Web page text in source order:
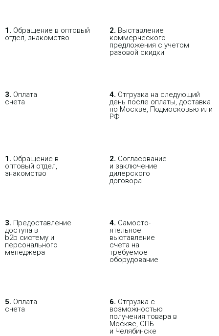
AP316AX-Lite
10 530 р.
LiteBeam 5AC Gen2 (LBE-
11 647.10 р.
особенностей и функций,
обеспечивающих высокую
производительность и надежность
беспроводных сетей. Рассмотрим
подробнее ключевые
организации беспроводных
соединений на большие
расстояния с использованием
технологии Wi-Fi стандарта IEEE
802.11n на частоте 5 ГГц.
ПОКУПАЯ С НАСТРОЙКОЙ
1. Обращение в оптовый
отдел, знакомство
2. Выставление
коммерческого
предложения с учетом
разовой скидки
3. Оплата
счета
4. Отгрузка на следующий
день после оплаты, доставка
по Москве, Подмосковью или
РФ
1. Обращение в
оптовый отдел,
знакомство
2. Согласование
и заключение
дилерского
договора
3. Пре­до­ста­вле­ние
доступа в
b2b систему и
персо­нального
мене­джера
4. Само­сто­-
ятель­ное
выставление
счета на
требуемое
оборудование
5. Оплата
счета
6. Отгрузка с
возможностью
получения товара в
Москве, СПБ
и Челябинске